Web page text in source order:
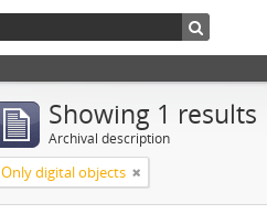
Showing 1 results
Archival description
Only digital objects